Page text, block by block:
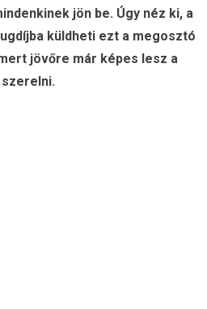
jön be. Úgy néz ki, a
küldheti ezt a megosztó
jövőre már képes lesz a